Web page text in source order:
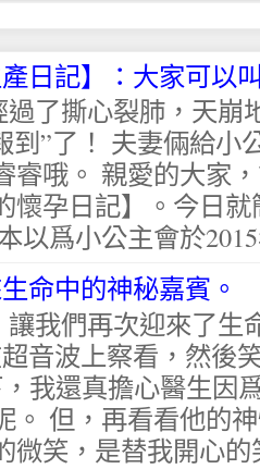
產日記】：大家可以
過了撕心裂肺，天崩
到”了！ 夫妻倆給小
睿哦。 親愛的大家
懷孕日記】。今日
以爲小公主會於
命中的神秘嘉賓。
讓我們再次迎來了生
音波上察看，然後
我還真擔心醫生因
。 但，再看看他的
微笑，是替我開心的